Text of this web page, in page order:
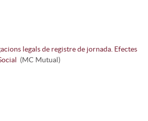
legals de registre de jornada. Efectes
(MC Mutual)